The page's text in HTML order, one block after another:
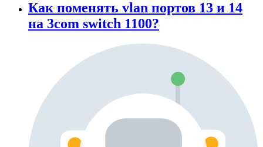
Как поменять vlan портов 13 и 14
на 3com switch 1100?